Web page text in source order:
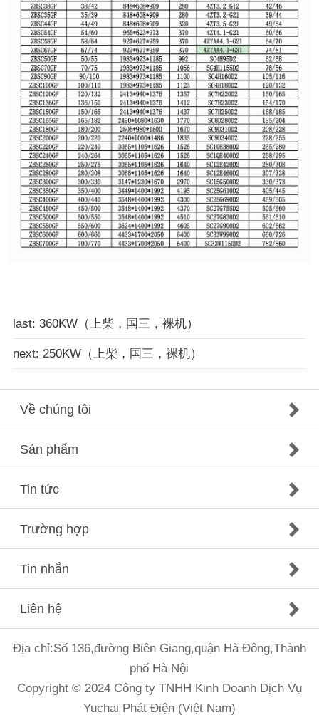
last: 360KW（上柴，国三，裸机）
next: 250KW（上柴，国三，裸机）
Về chúng tôi
Sản phẩm
Tin tức
Trường hợp
Tin nhắn
Liên hệ
Địa chỉ:Số 136,đường Biên Giang,quận Hà Đông,Thành
phố Hà Nội
Copyright © 2024 Công ty TNHH Kinh Doanh Dịch Vụ
Yuchai Phát Điện (Việt Nam)